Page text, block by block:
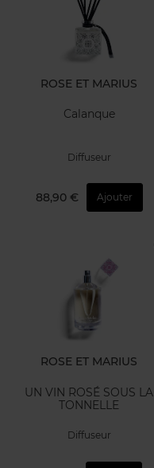
ROSE ET MARIUS
Calanque
Diffuseur
88,90 € Ajouter
ROSE ET MARIUS
UN VIN ROSÉ SOUS LA
TONNELLE
Diffuseur